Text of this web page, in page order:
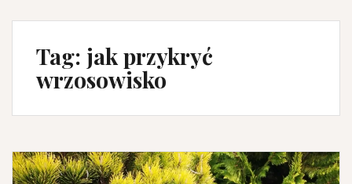
Tag: jak przykryć
wrzosowisko